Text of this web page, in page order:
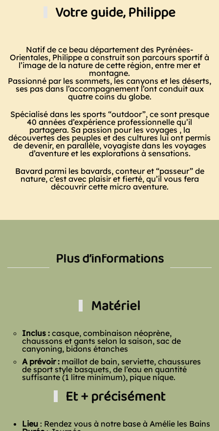
Votre guide, Philippe
Natif de ce beau département des Pyrénées-
Orientales, Philippe a construit son parcours sportif à
l’image de la nature de cette région, entre mer et
montagne.
Passionné par les sommets, les canyons et les déserts,
ses pas dans l’accompagnement l’ont conduit aux
quatre coins du globe.
Spécialisé dans les sports “outdoor”, ce sont presque
40 années d’expérience professionnelle qu’il
partagera. Sa passion pour les voyages , la
découvertes des peuples et des cultures lui ont permis
de devenir, en parallèle, voyagiste dans les voyages
d’aventure et les explorations à sensations.
Bavard parmi les bavards, conteur et “passeur” de
nature, c’est avec plaisir et fierté, qu’il vous fera
découvrir cette micro aventure.
Plus d’informations
Matériel
Inclus : casque, combinaison néoprène,
chaussons et gants selon la saison, sac de
canyoning, bidons étanches
A prévoir : maillot de bain, serviette, chaussures
de sport style basquets, de l’eau en quantité
suffisante (1 litre minimum), pique nique.
Et + précisément
Lieu : Rendez vous à notre base à Amélie les Bains